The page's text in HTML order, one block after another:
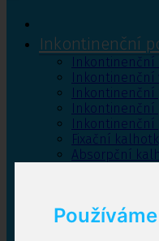
Inkontinenční
Inkontinenční
Inkontinenční
Inkontinenční
Inkontinenční
Inkontinenční
Fixační
Absorpční